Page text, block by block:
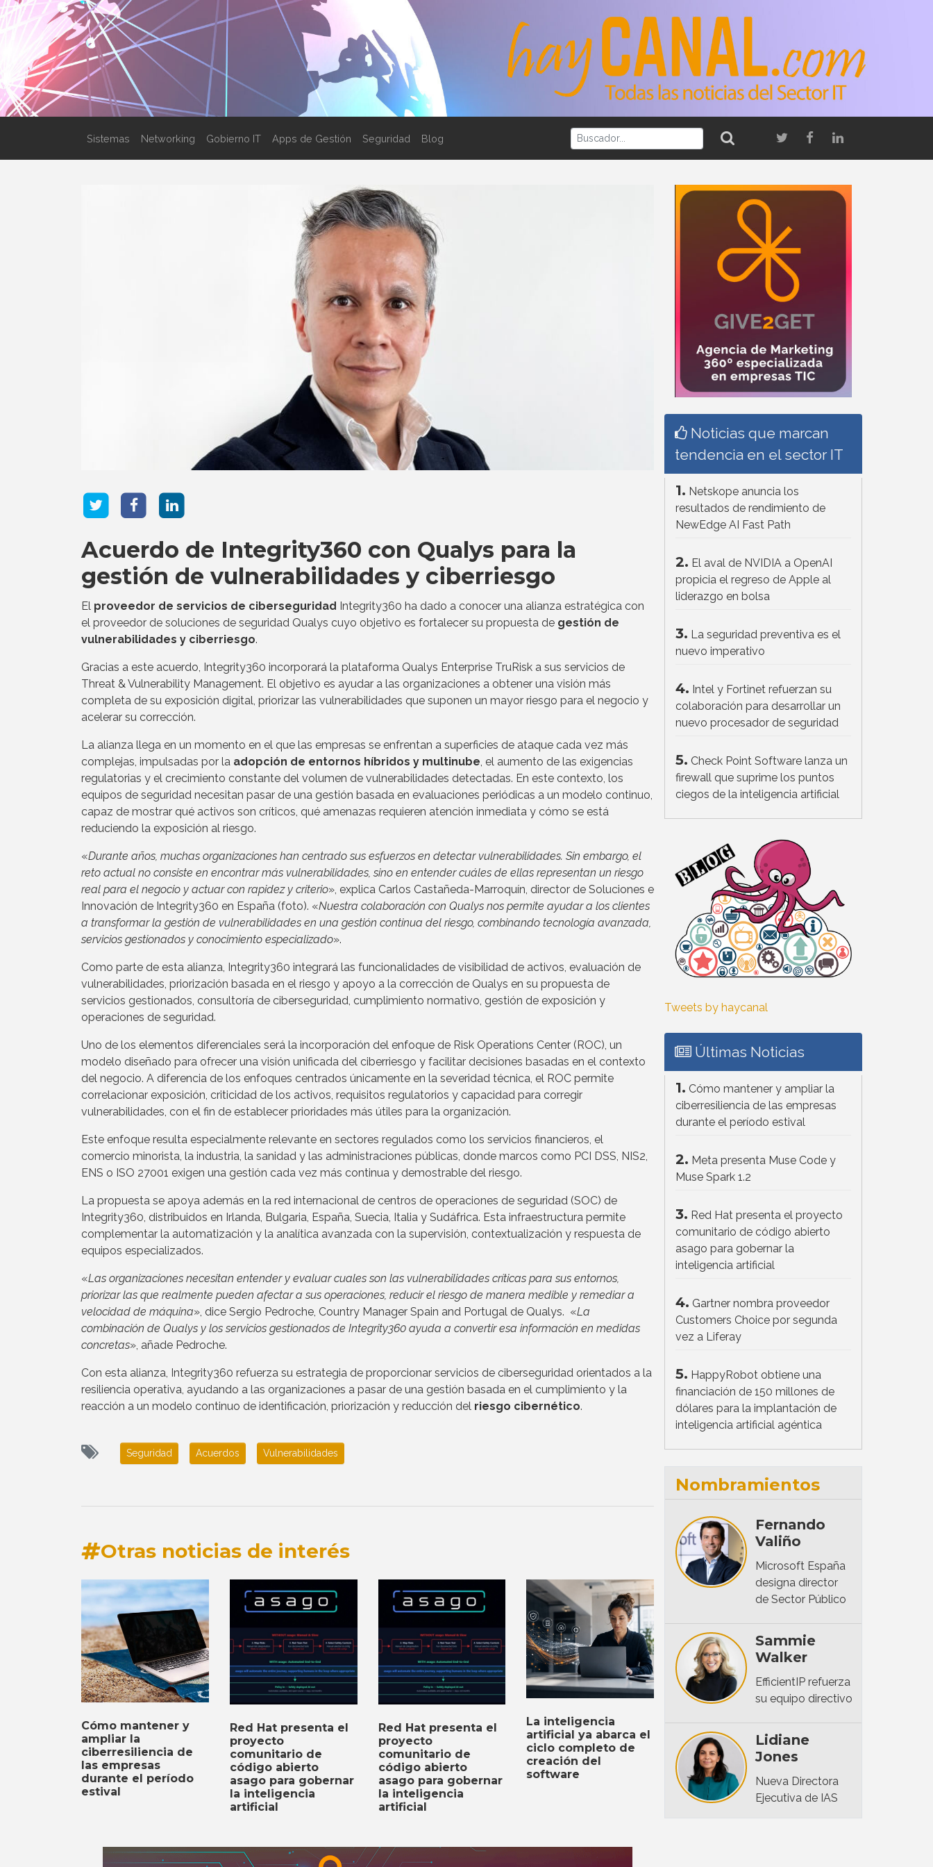
Sistemas Networking Gobierno IT Apps de Gestión Seguridad Blog
Acuerdo de Integrity360 con Qualys para la
gestión de vulnerabilidades y ciberriesgo
El proveedor de servicios de ciberseguridad Integrity360 ha dado a conocer una alianza estratégica con
el proveedor de soluciones de seguridad Qualys cuyo objetivo es fortalecer su propuesta de gestión de
vulnerabilidades y ciberriesgo.
Gracias a este acuerdo, Integrity360 incorporará la plataforma Qualys Enterprise TruRisk a sus servicios de
Threat & Vulnerability Management. El objetivo es ayudar a las organizaciones a obtener una visión más
completa de su exposición digital, priorizar las vulnerabilidades que suponen un mayor riesgo para el negocio y
acelerar su corrección.
La alianza llega en un momento en el que las empresas se enfrentan a superficies de ataque cada vez más
complejas, impulsadas por la adopción de entornos híbridos y multinube, el aumento de las exigencias
regulatorias y el crecimiento constante del volumen de vulnerabilidades detectadas. En este contexto, los
equipos de seguridad necesitan pasar de una gestión basada en evaluaciones periódicas a un modelo continuo,
capaz de mostrar qué activos son críticos, qué amenazas requieren atención inmediata y cómo se está
reduciendo la exposición al riesgo.
«Durante años, muchas organizaciones han centrado sus esfuerzos en detectar vulnerabilidades. Sin embargo, el
reto actual no consiste en encontrar más vulnerabilidades, sino en entender cuáles de ellas representan un riesgo
real para el negocio y actuar con rapidez y criterio», explica Carlos Castañeda-Marroquín, director de Soluciones e
Innovación de Integrity360 en España (foto). «Nuestra colaboración con Qualys nos permite ayudar a los clientes
a transformar la gestión de vulnerabilidades en una gestión continua del riesgo, combinando tecnología avanzada,
servicios gestionados y conocimiento especializado».
Como parte de esta alianza, Integrity360 integrará las funcionalidades de visibilidad de activos, evaluación de
vulnerabilidades, priorización basada en el riesgo y apoyo a la corrección de Qualys en su propuesta de
servicios gestionados, consultoría de ciberseguridad, cumplimiento normativo, gestión de exposición y
operaciones de seguridad.
Uno de los elementos diferenciales será la incorporación del enfoque de Risk Operations Center (ROC), un
modelo diseñado para ofrecer una visión unificada del ciberriesgo y facilitar decisiones basadas en el contexto
del negocio. A diferencia de los enfoques centrados únicamente en la severidad técnica, el ROC permite
correlacionar exposición, criticidad de los activos, requisitos regulatorios y capacidad para corregir
vulnerabilidades, con el fin de establecer prioridades más útiles para la organización.
Este enfoque resulta especialmente relevante en sectores regulados como los servicios financieros, el
comercio minorista, la industria, la sanidad y las administraciones públicas, donde marcos como PCI DSS, NIS2,
ENS o ISO 27001 exigen una gestión cada vez más continua y demostrable del riesgo.
La propuesta se apoya además en la red internacional de centros de operaciones de seguridad (SOC) de
Integrity360, distribuidos en Irlanda, Bulgaria, España, Suecia, Italia y Sudáfrica. Esta infraestructura permite
complementar la automatización y la analítica avanzada con la supervisión, contextualización y respuesta de
equipos especializados.
«Las organizaciones necesitan entender y evaluar cuales son las vulnerabilidades críticas para sus entornos,
priorizar las que realmente pueden afectar a sus operaciones, reducir el riesgo de manera medible y remediar a
velocidad de máquina», dice Sergio Pedroche, Country Manager Spain and Portugal de Qualys. «La
combinación de Qualys y los servicios gestionados de Integrity360 ayuda a convertir esa información en medidas
concretas», añade Pedroche.
Con esta alianza, Integrity360 refuerza su estrategia de proporcionar servicios de ciberseguridad orientados a la
resiliencia operativa, ayudando a las organizaciones a pasar de una gestión basada en el cumplimiento y la
reacción a un modelo continuo de identificación, priorización y reducción del riesgo cibernético.
Seguridad Acuerdos Vulnerabilidades
Otras noticias de interés
Cómo mantener y
ampliar la
ciberresiliencia de
las empresas
durante el período
estival
Red Hat presenta el
proyecto
comunitario de
código abierto
asago para gobernar
la inteligencia
artificial
Red Hat presenta el
proyecto
comunitario de
código abierto
asago para gobernar
la inteligencia
artificial
La inteligencia
artificial ya abarca el
ciclo completo de
creación del
software
Noticias que marcan
tendencia en el sector IT
1. Netskope anuncia los
resultados de rendimiento de
NewEdge AI Fast Path
2. El aval de NVIDIA a OpenAI
propicia el regreso de Apple al
liderazgo en bolsa
3. La seguridad preventiva es el
nuevo imperativo
4. Intel y Fortinet refuerzan su
colaboración para desarrollar un
nuevo procesador de seguridad
5. Check Point Software lanza un
firewall que suprime los puntos
ciegos de la inteligencia artificial
Tweets by haycanal
Últimas Noticias
1. Cómo mantener y ampliar la
ciberresiliencia de las empresas
durante el período estival
2. Meta presenta Muse Code y
Muse Spark 1.2
3. Red Hat presenta el proyecto
comunitario de código abierto
asago para gobernar la
inteligencia artificial
4. Gartner nombra proveedor
Customers Choice por segunda
vez a Liferay
5. HappyRobot obtiene una
financiación de 150 millones de
dólares para la implantación de
inteligencia artificial agéntica
Nombramientos
Fernando
Valiño
Microsoft España
designa director
de Sector Público
Sammie
Walker
EfficientIP refuerza
su equipo directivo
Lidiane
Jones
Nueva Directora
Ejecutiva de IAS